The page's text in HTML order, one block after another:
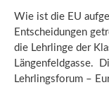
Wie ist die EU
Entscheidungen
die Lehrlinge der
Längenfeldgasse.
Lehrlingsforum –